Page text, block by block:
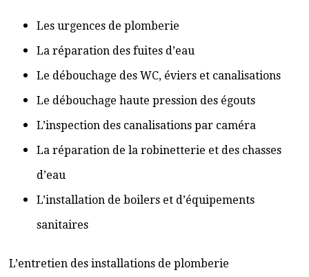
Les urgences de plomberie
La réparation des fuites d’eau
Le débouchage des WC, éviers et canalisations
Le débouchage haute pression des égouts
L’inspection des canalisations par caméra
La réparation de la robinetterie et des chasses
d’eau
L’installation de boilers et d’équipements
sanitaires
L’entretien des installations de plomberie